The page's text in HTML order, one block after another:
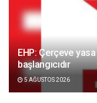
EHP: Çerçeve
başlangıcıdır
5 AĞUSTOS 2026